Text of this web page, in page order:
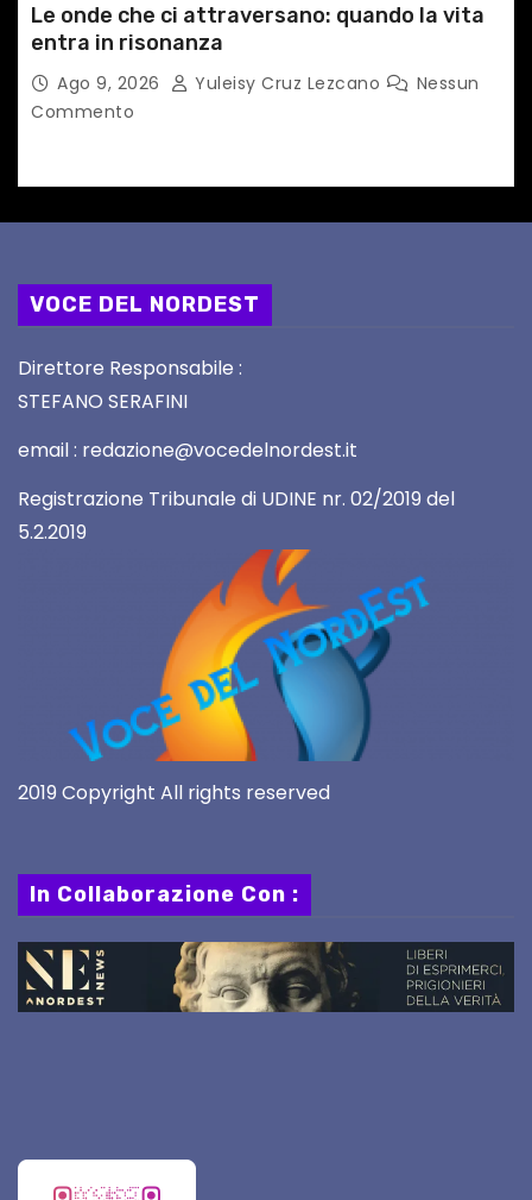
Le onde che ci attraversano: quando la vita
entra in risonanza
Ago 9, 2026 Yuleisy Cruz Lezcano
Nessun
Commento
VOCE DEL NORDEST
Direttore Responsabile :
STEFANO SERAFINI
email : redazione@vocedelnordest.it
Registrazione Tribunale di UDINE nr. 02/2019 del
5.2.2019
2019 Copyright All rights reserved
In Collaborazione Con :